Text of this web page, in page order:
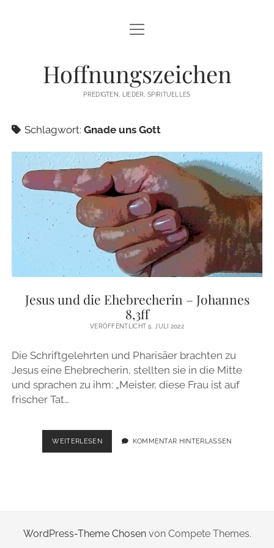
STARTSEITE
PREDIGTEN
TEXTE/PPP
PSALM
LIEDER
LITURGIEN
MEDITATIONEN
SONSTIGES
IMPRESSUM
instagram
email
Menü
öffnen
Hoffnungszeichen
PREDIGTEN, LIEDER, SPIRITUELLES
Schlagwort: Gnade uns Gott
Jesus und die Ehebrecherin – Johannes
8,3ff
VERÖFFENTLICHT 5. JULI 2022
Die Schriftgelehrten und Pharisäer brachten zu
Jesus eine Ehebrecherin, stellten sie in die Mitte
und sprachen zu ihm: „Meister, diese Frau ist auf
frischer Tat…
WEITERLESENJESUS
UND
KOMMENTAR HINTERLASSEN
WordPress-Theme Chosenvon Compete Themes.